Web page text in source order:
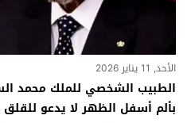
الأحد, 11 يناير 2026
الطبيب الشخصي للملك محمد
بألم أسفل الظهر لا يدعو للقلق